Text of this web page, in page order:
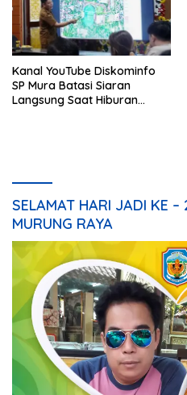
Kanal YouTube Diskominfo
SP Mura Batasi Siaran
Langsung Saat Hiburan
SELAMAT HARI JADI KE –
MURUNG RAYA